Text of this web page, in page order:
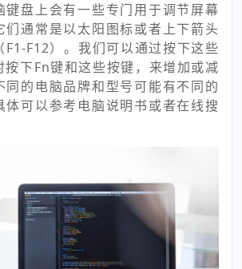
键盘上会有一些专门用于调节屏幕
们通常是以太阳图标或者上下箭头
F1-F12）。我们可以通过按下这些
按下Fn键和这些按键，来增加或减
同的电脑品牌和型号可能有不同的
体可以参考电脑说明书或者在线搜